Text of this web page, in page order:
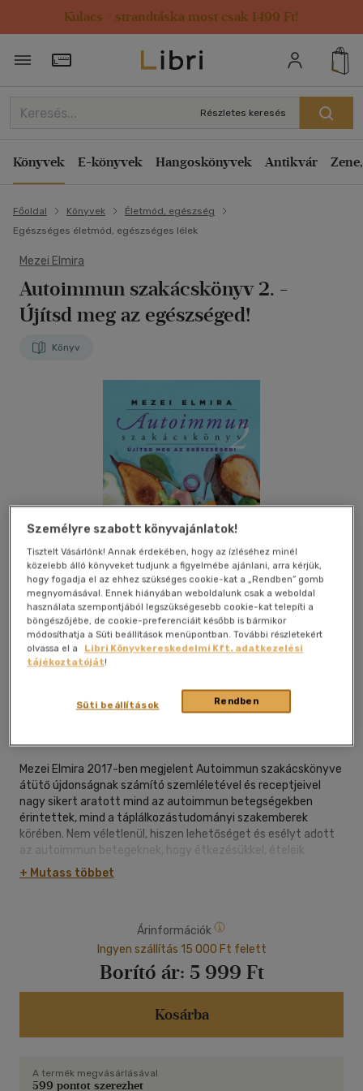
Kulacs / strandtáska most csak 1499 Ft!
Törzsvásárlói Kártya adatai
Részletes keresés
Könyvek E-könyvek Hangoskönyvek Antikvár
Főoldal Könyvek
Életmód, egészség
Egészséges életmód, egészséges lélek
Mezei Elmira
Autoimmun szakácskönyv 2. -
Újítsd meg az egészséged!
Könyv
Kívánságlistához adom
Jaffa Kiadó És Kereskedelmi Kft|2018|magyar nyelvű
Mezei Elmira 2017-ben megjelent Autoimmun szakácskönyve
átütő újdonságnak számító szemléletével és receptjeivel
nagy sikert aratott mind az autoimmun betegségekben
érintettek, mind a táplálkozástudományi szakemberek
körében. Nem véletlenül, hiszen lehetőséget és esélyt adott
az autoimmun betegeknek, hogy étkezésükkel, ételeik
gondos megválasztásával maguk is nagymértékben
hozzájáruljanak egészségi állapotuk szinten tartásához, vagy
Az új kötet főként azoknak szól, akik már az autoimmun
protokoll szabályai szerint élnek, sikeresen túljutottak a diéta
első, legszigorúbb szakaszán, és a közérzetük, állapotuk
ennek köszönhetően egyértelműen javult. A kezdetben
kiiktatott, egyébként magas tápértékű alapanyagokat
később fokozatosan, több lépésben vissza lehet emelni a
A könyv ehhez a visszaépítési folyamathoz ad konkrét
+ Mutass többet
Árinformációk
Ingyen szállítás 15 000 Ft felett
Borító ár: 5 999 Ft
Kosárba
A termék megvásárlásával
599 pontot szerezhet
Személyre szabott könyvajánlatok!
Tisztelt Vásárlónk! Annak érdekében, hogy az ízléséhez minél
közelebb álló könyveket tudjunk a figyelmébe ajánlani, arra kérjük,
hogy fogadja el az ehhez szükséges cookie-kat a „Rendben” gomb
megnyomásával. Ennek hiányában weboldalunk csak a weboldal
használata szempontjából legszükségesebb cookie-kat telepíti a
böngészőjébe, de cookie-preferenciáit később is bármikor
módosíthatja a Süti beállítások menüpontban. További részletekért
olvassa el a
Libri Könyvkereskedelmi Kft. adatkezelési
tájékoztatóját!
Rendben
Süti beállítások